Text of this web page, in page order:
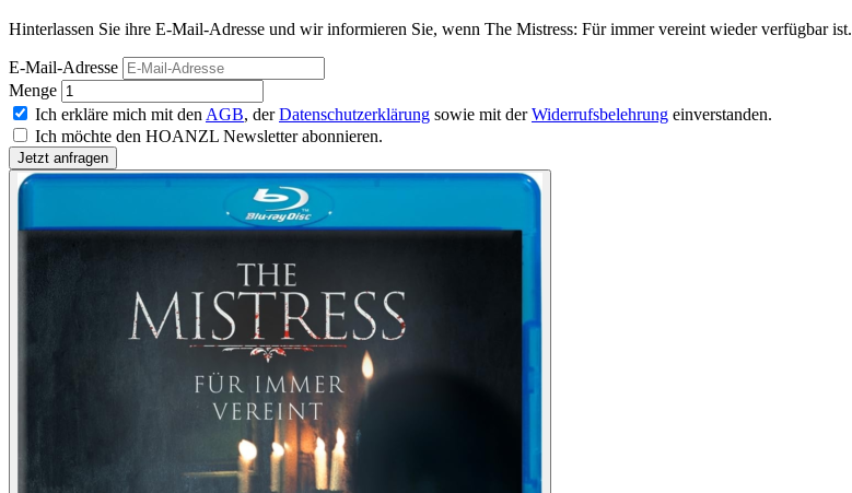
Hinterlassen Sie ihre E-Mail-Adresse und wir informieren Sie, wenn The Mistress: Für immer vereint wieder verfügbar ist.
E-Mail-Adresse
Menge
Ich erkläre mich mit den AGB, derDatenschutzerklärung sowie mit derWiderrufsbelehrung einverstanden.
Ich möchte den HOANZL Newsletter abonnieren.